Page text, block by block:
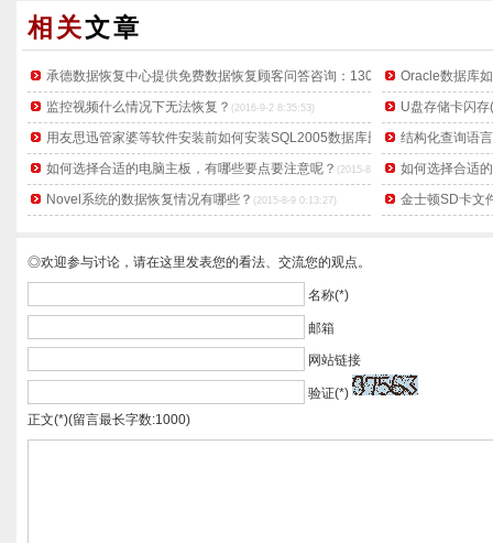
相关文章
承德数据恢复中心提供免费数据恢复顾客问答咨询：130913541084(2017-9-8
Oracle数据库
监控视频什么情况下无法恢复？ (2016-9-2 8:35:53)
U盘存储卡闪
用友思迅管家婆等软件安装前如何安装SQL2005数据库删除后的恢复(2016-3-6
结构化查询语
如何选择合适的电脑主板，有哪些要点要注意呢？ (2015-8-16 23:14:59)如何选择合适
Novel系统的数据恢复情况有哪些？ (2015-8-9 0:13:27) 金士顿SD卡文
◎欢迎参与讨论，请在这里发表您的看法、交流您的观点。
名称(*)
邮箱
网站链接
验证(*)
正文(*)(留言最长字数:1000)